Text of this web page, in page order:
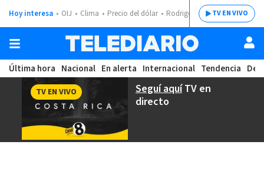
Hoy interesa OIJ Clima Precio del dólar Rodrigo ChavesTV EN VIVO
Última hora Nacional En alerta Internacional Tendencia
Seguí aquíTV en
directo
TV EN VIVO